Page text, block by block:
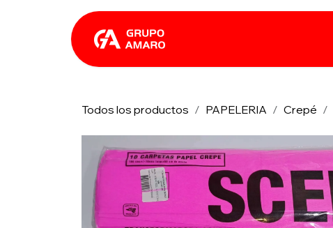
Todos los productos PAPELERIA Crepé